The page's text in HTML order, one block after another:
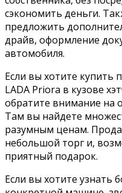
сэкономить деньги.
предложить
драйв, оформление
автомобиля.
Если вы хотите
LADA Priora в кузове
обратите внимание на
Там вы найдете
разумным ценам.
небольшой торг и,
приятный подарок.
Если вы хотите